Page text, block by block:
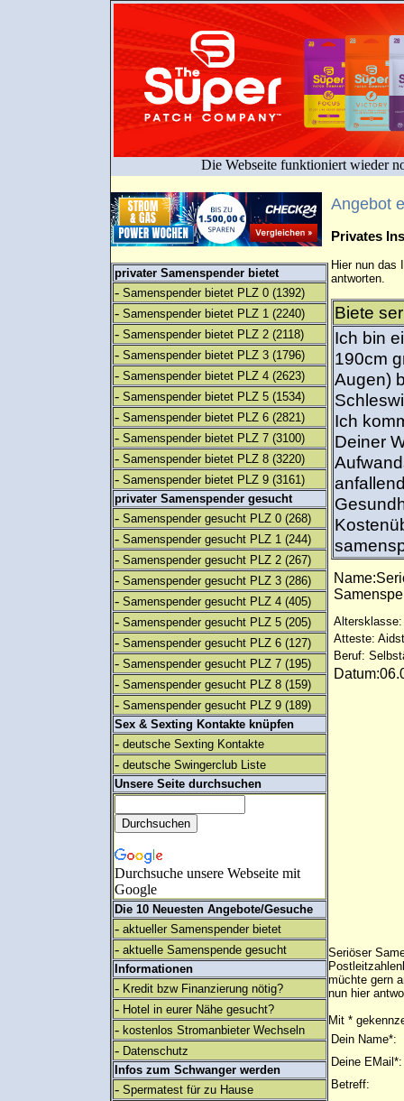
Die Webseite funktioniert wieder
privater Samenspender bietet
- Samenspender bietet PLZ 0 (1392)
- Samenspender bietet PLZ 1 (2240)
- Samenspender bietet PLZ 2 (2118)
- Samenspender bietet PLZ 3 (1796)
- Samenspender bietet PLZ 4 (2623)
- Samenspender bietet PLZ 5 (1534)
- Samenspender bietet PLZ 6 (2821)
- Samenspender bietet PLZ 7 (3100)
- Samenspender bietet PLZ 8 (3220)
- Samenspender bietet PLZ 9 (3161)
privater Samenspender gesucht
- Samenspender gesucht PLZ 0 (268)
- Samenspender gesucht PLZ 1 (244)
- Samenspender gesucht PLZ 2 (267)
- Samenspender gesucht PLZ 3 (286)
- Samenspender gesucht PLZ 4 (405)
- Samenspender gesucht PLZ 5 (205)
- Samenspender gesucht PLZ 6 (127)
- Samenspender gesucht PLZ 7 (195)
- Samenspender gesucht PLZ 8 (159)
- Samenspender gesucht PLZ 9 (189)
Sex & Sexting Kontakte knüpfen
- deutsche Sexting Kontakte
- deutsche Swingerclub Liste
Unsere Seite durchsuchen
Durchsuche unsere Webseite mit
Google
Die 10 Neuesten Angebote/Gesuche
- aktueller Samenspender bietet
- aktuelle Samenspende gesucht
Informationen
- Kredit bzw Finanzierung nötig?
- Hotel in eurer Nähe gesucht?
- kostenlos Stromanbieter Wechseln
- Datenschutz
Infos zum Schwanger werden
- Spermatest für zu Hause
Angebot
Privates
Hier nun das
antworten.
Biete
Ich bin
190cm
Augen)
Ich
Deiner
Altersklasse:
Atteste:
Beruf:
Seriöser
müchte gern
nun hier
Mit *
Dein Name*:
Deine EMail*:
Betreff: